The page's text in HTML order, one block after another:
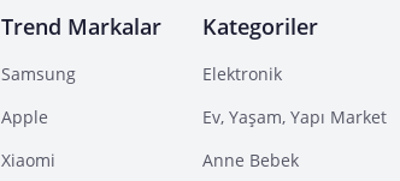
Trend Markalar
Samsung
Apple
Xiaomi
Kategoriler
Elektronik
Ev, Yaşam, Yapı Market
Anne Bebek